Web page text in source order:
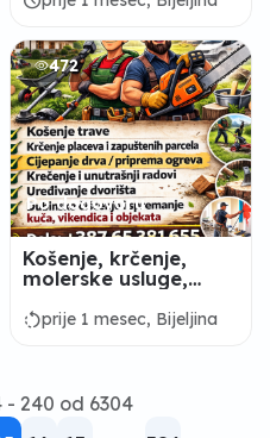
472
Po dogovoru
Košenje, krčenje,
molerske usluge,
rotate_leftprije 1 mesec, Bijeljina
- 240 od 6304